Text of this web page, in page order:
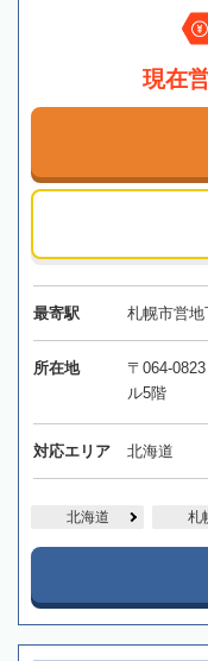
現在
最寄駅 札幌市営
所在地
〒064-
ル5階
対応エリア 北海道
北海道 札